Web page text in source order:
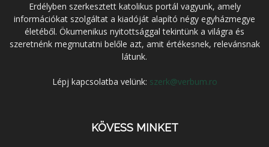
Erdélyben szerkesztett katolikus portál vagyunk, amely
információkat szolgáltat a kiadóját alapító négy egyházmegye
életéből. Ökumenikus nyitottsággal tekintünk a világra és
szeretnénk megmutatni belőle azt, amit értékesnek, relevánsnak
látunk.
Lépj kapcsolatba velünk: szerk@verbum.ro
KÖVESS MINKET